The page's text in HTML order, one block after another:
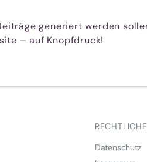
generiert werden
– auf Knopfdruck!
Datenschutz